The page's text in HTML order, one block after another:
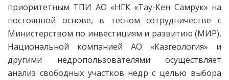
приоритетным ТПИ АО «НГК «Тау-Кен Самрук» на
постоянной основе, в тесном сотрудничестве с
Министерством по инвестициям и развитию (МИР),
Национальной компанией АО «Казгеология» и
другими недропользователями осуществляет
анализ свободных участков недр с целью выбора